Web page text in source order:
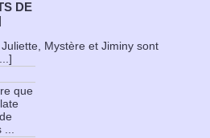
DE
Mystère et Jiminy sont
que